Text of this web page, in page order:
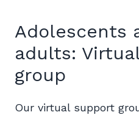
Adolescents
adults:
group
Our virtual support